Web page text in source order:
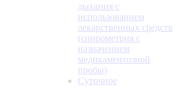
дыхания с
использованием
лекарственных средств
(спирометрия с
назначением
медикаментозной
пробы)
Суточное